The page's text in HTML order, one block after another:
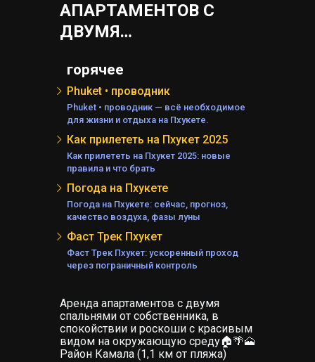
АПАРТАМЕНТОВ С
ДВУМЯ…
горячее
Phuket • проводник
Phuket • проводник — всё необходимое
для жизни и отдыха на Пхукете.
Как прилететь на Пхукет 2025
Как прилететь на Пхукет 2025: новые
правила и что брать
Погода на Пхукете
Погода на Пхукете: сейчас, прогноз,
качество воздуха, фазы луны
Фаст Трек Пхукет
Фаст Трек Пхукет: ускоренный проход
через пограничный контроль
Аренда апартаментов с двумя
спальнями от собственника, в
спокойствии и роскоши с красивым
видом на окружающую среду🏠🌴🗻
Район Камала (1,1 км от пляжа)